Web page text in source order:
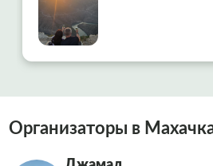
благодарность нашему
Она не просто
класса, а человек, который
свой край и умеет передать
протяжении всей поездки.
больше всего — она с
подстроилась под
Организаторы в